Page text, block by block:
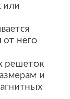
или
от него
решеток
и